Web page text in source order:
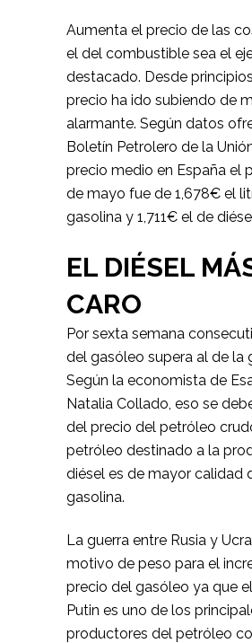
Aumenta el precio de las
el del combustible sea el
destacado. Desde
precio ha ido subiendo de
alarmante. Según datos
Boletín Petrolero de la
precio medio en España el
de mayo fue de 1,678€ el
gasolina y 1,711€ el de
EL DIÉSEL
CARO
Por sexta semana
del gasóleo supera al de la
Según la economista de
Natalia Collado, eso se
del precio del petróleo
petróleo destinado a la
diésel es de mayor calidad
gasolina.
La guerra entre Rusia y
motivo de peso para el
precio del gasóleo ya que
Putin es uno de los
productores del petróleo